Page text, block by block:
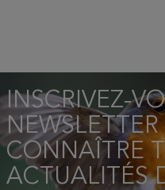
INSCRIVEZ-
NEWSLETTER
CONNAÎTRE
ACTUALITÉS